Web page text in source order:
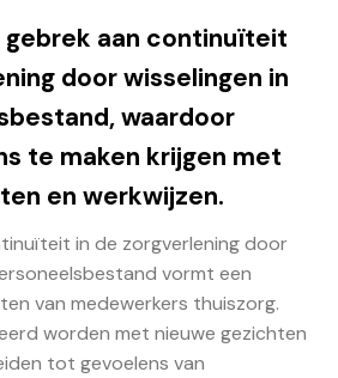
gebrek aan continuïteit
door wisselingen in
waardoor
te maken krijgen met
en werkwijzen.
in de zorgverlening door
vormt een
van medewerkers thuiszorg.
worden met nieuwe gezichten
tot gevoelens van